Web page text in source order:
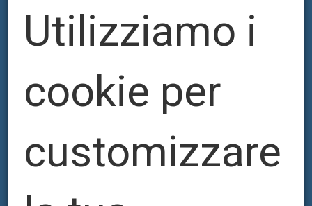
PERFATYPE
Utilizziamo i
cookie per
customizzare